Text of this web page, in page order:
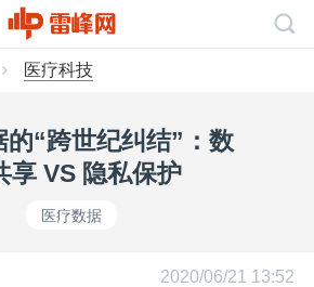
医疗科技
的“跨世纪纠结”：数
享 VS 隐私保护
医疗数据
2020/06/21 13:52